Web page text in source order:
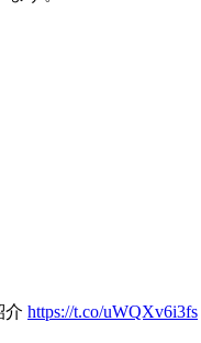
介 https://t.co/uWQXv6i3fs